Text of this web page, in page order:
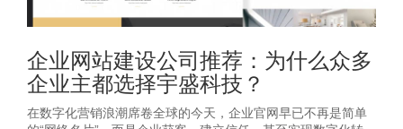
企业网站建设公司推荐：为什么众多
企业主都选择宇盛科技？
在数字化营销浪潮席卷全球的今天，企业官网早已不再是简单